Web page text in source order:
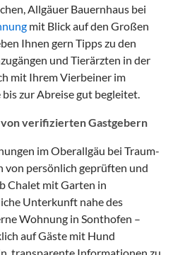
Allgäuer Bauernhaus bei
mit Blick auf den Großen
Ihnen gern Tipps zu den
und Tierärzten in der
mit Ihrem Vierbeiner im
zur Abreise gut begleitet.
verifizierten Gastgebern
im Oberallgäu bei Traum-
von persönlich geprüften und
Chalet mit Garten in
Unterkunft nahe des
Wohnung in Sonthofen –
auf Gäste mit Hund